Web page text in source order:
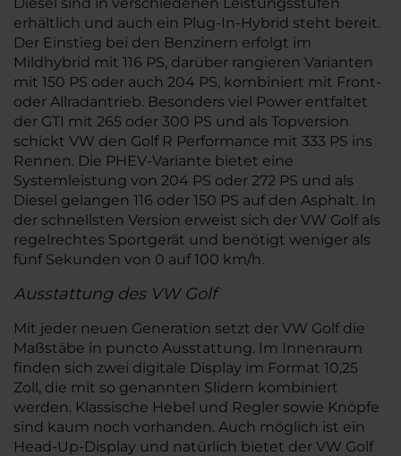
erhältlich und auch ein Plug-In-Hybrid steht bereit.
Der Einstieg bei den Benzinern erfolgt im
Mildhybrid mit 116 PS, darüber rangieren Varianten
mit 150 PS oder auch 204 PS, kombiniert mit Front-
oder Allradantrieb. Besonders viel Power entfaltet
der GTI mit 265 oder 300 PS und als Topversion
schickt VW den Golf R Performance mit 333 PS ins
Rennen. Die PHEV-Variante bietet eine
Systemleistung von 204 PS oder 272 PS und als
Diesel gelangen 116 oder 150 PS auf den Asphalt. In
der schnellsten Version erweist sich der VW Golf als
regelrechtes Sportgerät und benötigt weniger als
fünf Sekunden von 0 auf 100 km/h.
Ausstattung des VW Golf
Mit jeder neuen Generation setzt der VW Golf die
Maßstäbe in puncto Ausstattung. Im Innenraum
finden sich zwei digitale Display im Format 10,25
Zoll, die mit so genannten Slidern kombiniert
werden. Klassische Hebel und Regler sowie Knöpfe
sind kaum noch vorhanden. Auch möglich ist ein
Head-Up-Display und natürlich bietet der VW Golf